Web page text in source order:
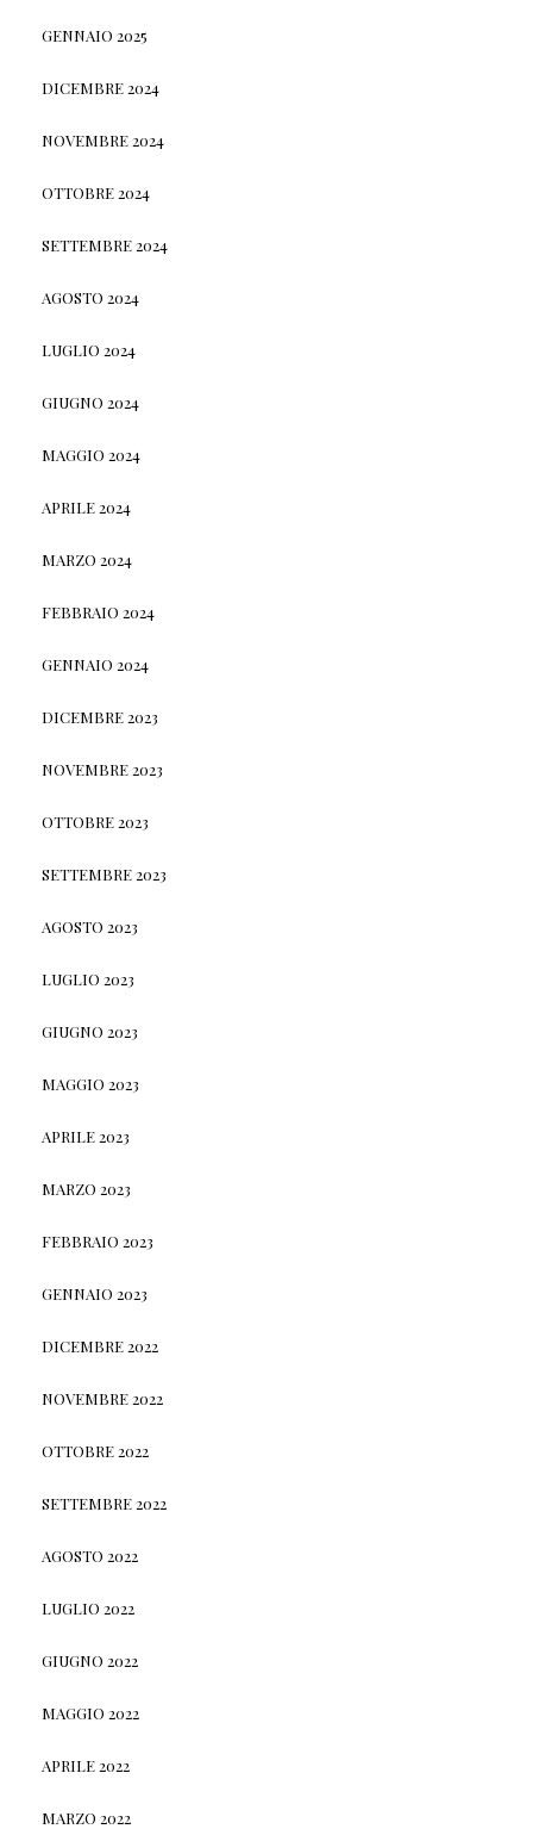
GENNAIO 2025
DICEMBRE 2024
NOVEMBRE 2024
OTTOBRE 2024
SETTEMBRE 2024
AGOSTO 2024
LUGLIO 2024
GIUGNO 2024
MAGGIO 2024
APRILE 2024
MARZO 2024
FEBBRAIO 2024
GENNAIO 2024
DICEMBRE 2023
NOVEMBRE 2023
OTTOBRE 2023
SETTEMBRE 2023
AGOSTO 2023
LUGLIO 2023
GIUGNO 2023
MAGGIO 2023
APRILE 2023
MARZO 2023
FEBBRAIO 2023
GENNAIO 2023
DICEMBRE 2022
NOVEMBRE 2022
OTTOBRE 2022
SETTEMBRE 2022
AGOSTO 2022
LUGLIO 2022
GIUGNO 2022
MAGGIO 2022
APRILE 2022
MARZO 2022